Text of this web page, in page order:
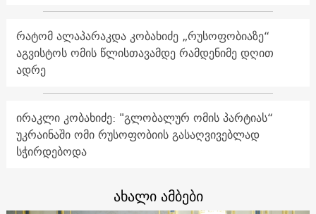
რატომ ალაპარაკდა კობახიძე „რუსოფობიაზე“
აგვისტოს ომის წლისთავამდე რამდენიმე დღით
ადრე
ირაკლი კობახიძე: "გლობალურ ომის პარტიას“
უკრაინაში ომი რუსოფობიის გასაღვივებლად
სჭირდებოდა
ახალი ამბები